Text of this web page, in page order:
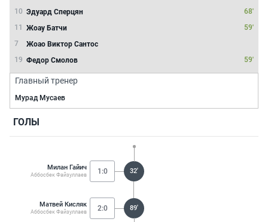
10 Эдуард Сперцян
68'
11
Жоау Батчи
59'
7
Жоао Виктор Сантос
19 Федор Смолов 59'
Главный тренер
Мурад Мусаев
ГОЛЫ
Милан Гайич
Аббосбек Файзуллаев 1:0 32'
Матвей Кисляк
Аббосбек Файзуллаев 2:0 89'